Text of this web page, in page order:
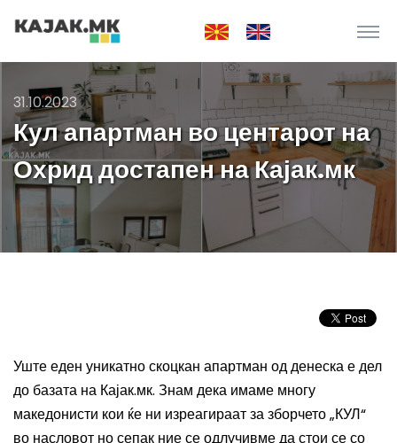
31.10.2023
Кул апартман во центарот на
Охрид достапен на Кајак.мк
Уште еден уникатно скоцкан апартман од денеска е дел
до базата на Кајак.мк. Знам дека имаме многу
македонисти кои ќе ни изреагираат за зборчето „КУЛ“
во насловот но сепак ние се одлучивме да стои се со